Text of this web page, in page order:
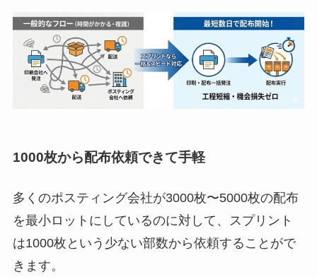
1000枚から配布依頼できて手軽
多くのポスティング会社が3000枚〜5000枚の配布
を最小ロットにしているのに対して、スプリント
は1000枚という少ない部数から依頼することがで
きます。